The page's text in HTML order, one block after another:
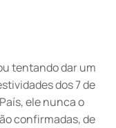
tentando dar um
dos 7 de
ele nunca o
confirmadas, de